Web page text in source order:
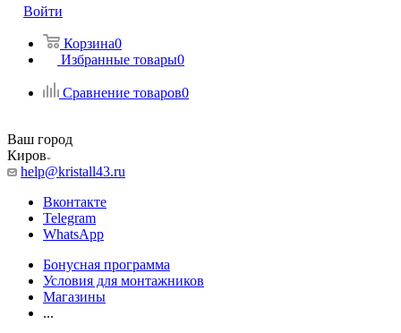
Войти
Корзина0
Избранные товары0
Сравнение товаров0
Ваш город
Киров
help@kristall43.ru
Вконтакте
Telegram
WhatsApp
Бонусная программа
Условия для монтажников
Магазины
...